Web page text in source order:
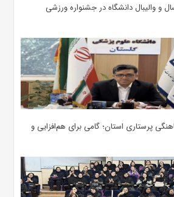
و والیبال دانشگاه در جشنواره ورزشی
پرستاری استان؛ گامی برای هم‌افزایی و